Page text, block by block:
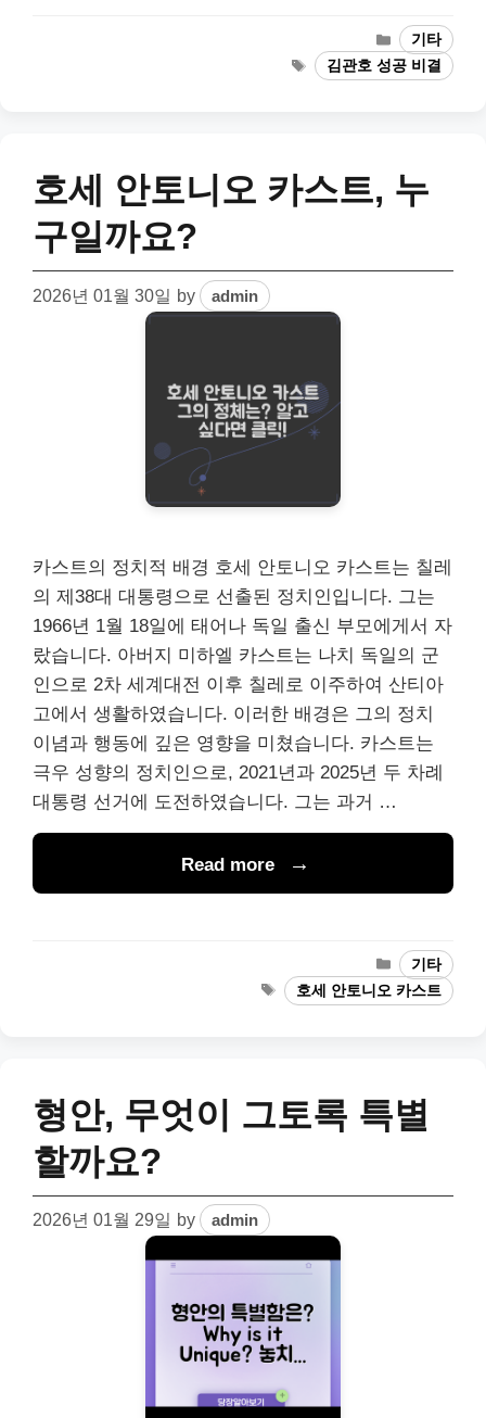
Categories
기타
Tags김관호 성공 비결
호세 안토니오 카스트, 누
구일까요?
2026년 01월 30일 by admin
카스트의 정치적 배경 호세 안토니오 카스트는 칠레
의 제38대 대통령으로 선출된 정치인입니다. 그는
1966년 1월 18일에 태어나 독일 출신 부모에게서 자
랐습니다. 아버지 미하엘 카스트는 나치 독일의 군
인으로 2차 세계대전 이후 칠레로 이주하여 산티아
고에서 생활하였습니다. 이러한 배경은 그의 정치
이념과 행동에 깊은 영향을 미쳤습니다. 카스트는
극우 성향의 정치인으로, 2021년과 2025년 두 차례
대통령 선거에 도전하였습니다. 그는 과거 …
Read more
Categories
기타
Tags호세 안토니오 카스트
형안, 무엇이 그토록 특별
할까요?
2026년 01월 29일 by admin